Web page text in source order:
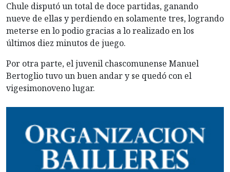
Chule disputó un total de doce partidas, ganando
nueve de ellas y perdiendo en solamente tres, logrando
meterse en lo podio gracias a lo realizado en los
últimos diez minutos de juego.
Por otra parte, el juvenil chascomunense Manuel
Bertoglio tuvo un buen andar y se quedó con el
vigesimonoveno lugar.